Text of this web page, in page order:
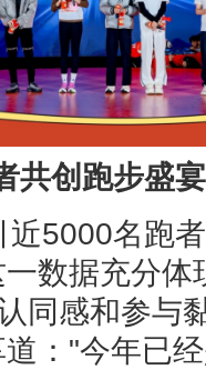
共创跑步盛宴
5000名跑
数据充分
同感和参与
："今年已